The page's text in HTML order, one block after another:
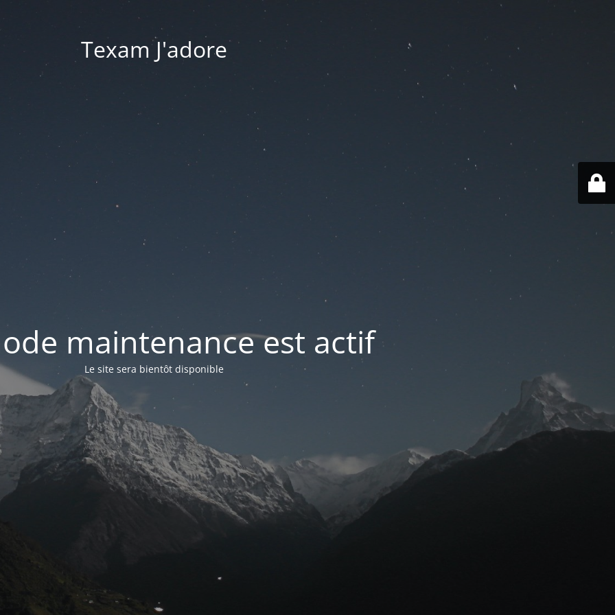
Texam J'adore
maintenance est actif
Le site sera bientôt disponible